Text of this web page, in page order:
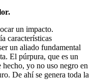
un impacto.
características
un aliado fundamental
El púrpura, que es un
yo no uso negro en
De ahí se genera toda la